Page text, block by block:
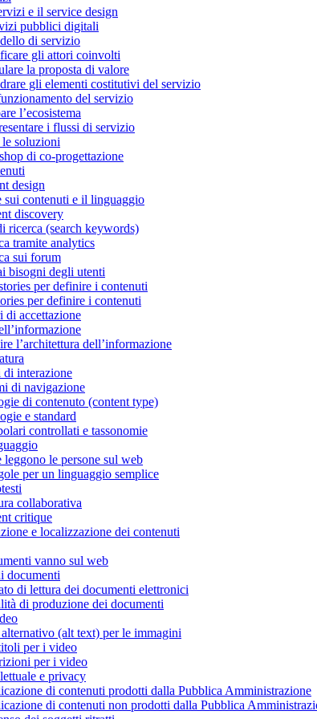
e il service design
pubblici digitali
di servizio
gli attori coinvolti
la proposta di valore
gli elementi costitutivi del servizio
del servizio
l’ecosistema
i flussi di servizio
soluzioni
di co-progettazione
design
sui contenuti e il linguaggio
discovery
ricerca (search keywords)
tramite analytics
sui forum
bisogni degli utenti
per definire i contenuti
per definire i contenuti
di accettazione
l’architettura dell’informazione
di interazione
di navigazione
di contenuto (content type)
e standard
controllati e tassonomie
leggono le persone sul web
per un linguaggio semplice
collaborativa
critique
e localizzazione dei contenuti
vanno sul web
documenti
di lettura dei documenti elettronici
di produzione dei documenti
(alt text) per le immagini
per i video
per i video
e privacy
di contenuti prodotti dalla Pubblica Amministrazione
di contenuti non prodotti dalla Pubblica